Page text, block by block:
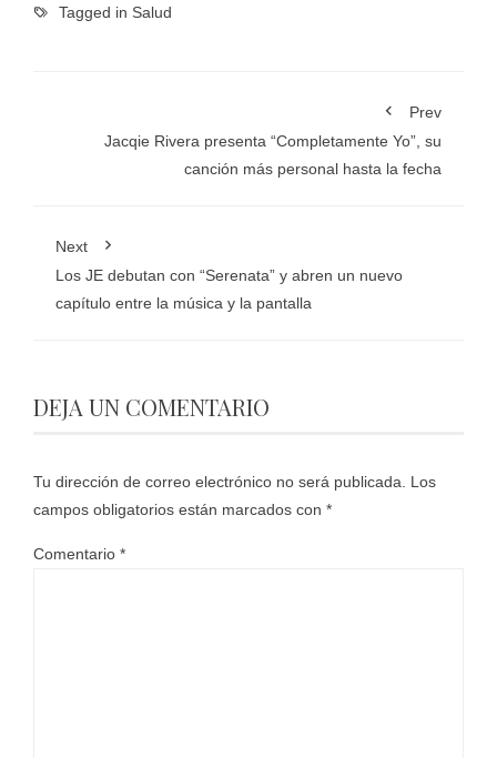
Tagged in Salud
Prev
Jacqie Rivera presenta “Completamente Yo”, su
canción más personal hasta la fecha
Next
Los JE debutan con “Serenata” y abren un nuevo
capítulo entre la música y la pantalla
DEJA UN COMENTARIO
Tu dirección de correo electrónico no será publicada.
Los
campos obligatorios están marcados con *
Comentario *